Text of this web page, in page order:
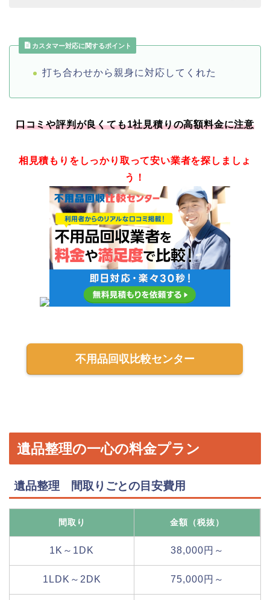
カスタマー対応に関するポイント
打ち合わせから親身に対応してくれた
口コミや評判が良くても1社見積りの高額料金に注意
相見積もりをしっかり取って安い業者を探しましょ
う！
不用品回収比較センター
遺品整理の一心の料金プラン
遺品整理 間取りごとの目安費用
間取り 金額（税抜）
1K～1DK 38,000円～
1LDK～2DK 75,000円～